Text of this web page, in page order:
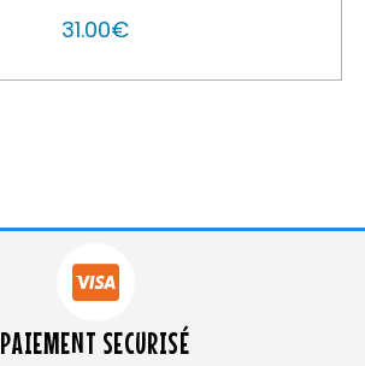
31.00€
PAIEMENT SECURISÉ